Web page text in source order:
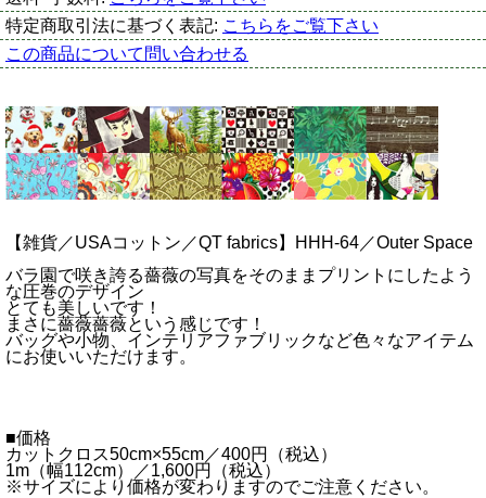
特定商取引法に基づく表記: こちらをご覧下さい
この商品について問い合わせる
【雑貨／USAコットン／QT fabrics】HHH-64／Outer Space
バラ園で咲き誇る薔薇の写真をそのままプリントにしたよう
な圧巻のデザイン
とても美しいです！
まさに薔薇薔薇という感じです！
バッグや小物、インテリアファブリックなど色々なアイテム
にお使いいただけます。
■価格
カットクロス50cm×55cm／400円（税込）
1m（幅112cm）／1,600円（税込）
※サイズにより価格が変わりますのでご注意ください。